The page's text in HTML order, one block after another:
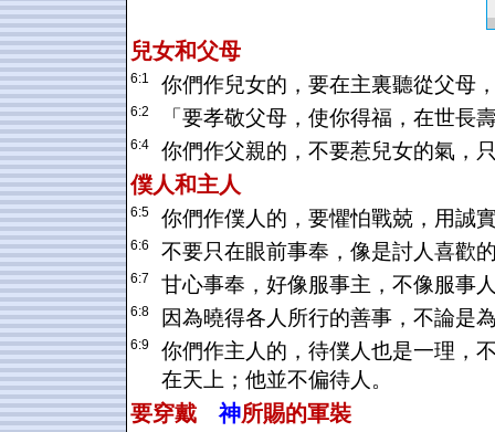
兒女和父母
6:1 你們作兒女的，要在主裏聽從父母
6:2 「要孝敬父母，使你得福，在世長
6:4 你們作父親的，不要惹兒女的氣，
僕人和主人
6:5 你們作僕人的，要懼怕戰兢，用誠
6:6 不要只在眼前事奉，像是討人喜歡
6:7 甘心事奉，好像服事主，不像服事
6:8 因為曉得各人所行的善事，不論是
6:9
你們作主人的，待僕人也是一理，
在天上；他並不偏待人。
要穿戴 神所賜的軍裝